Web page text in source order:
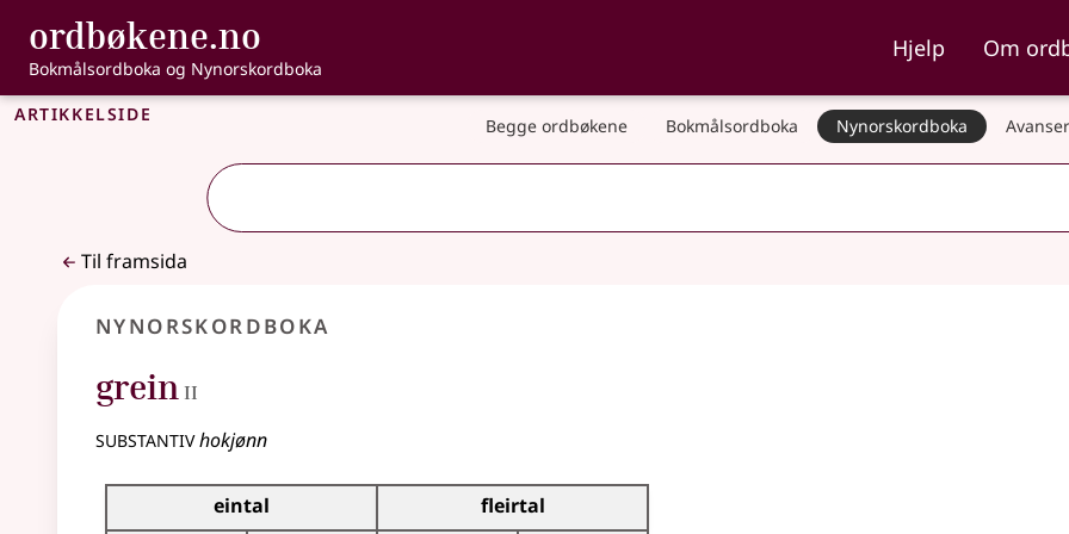
Gå til hovudinnhald
Tilgjenge
ordbøkene.no , Bokmålsordboka og Nynorskordboka
Bokmålsordboka og Nynorskordboka
Hjelp Om
Artikkelside Begge ordbøkene Bokmålsordboka Nynorskordboka
Til framsida
Nynorskordboka
grein II
substantivhokjønn
Bøyningstabell for dette substantivet
eintal
fleirtal